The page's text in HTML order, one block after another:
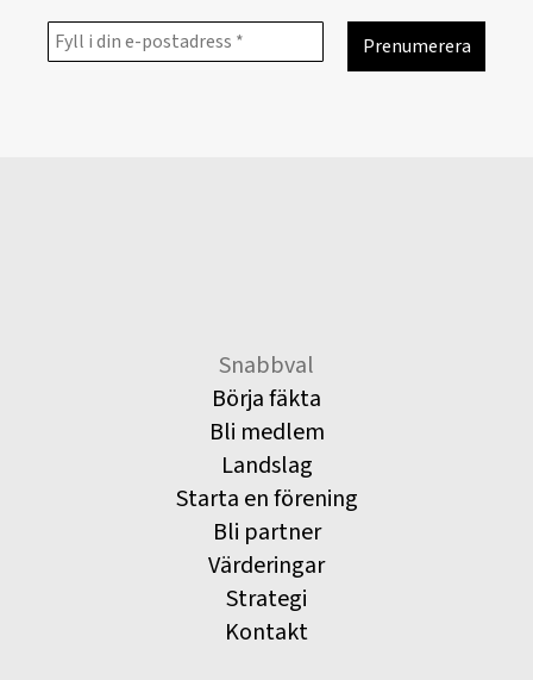
Snabbval
Börja fäkta
Bli medlem
Landslag
Starta en förening
Bli partner
Värderingar
Strategi
Kontakt